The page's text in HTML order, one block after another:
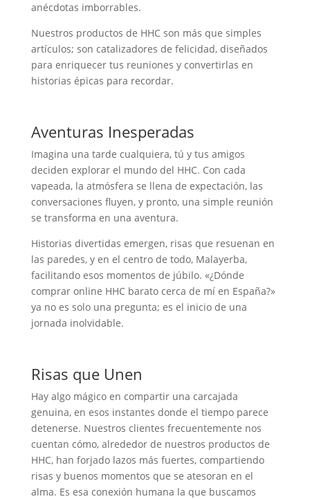
anécdotas imborrables.
Nuestros productos de HHC son más que simples
artículos; son catalizadores de felicidad, diseñados
para enriquecer tus reuniones y convertirlas en
historias épicas para recordar.
Aventuras Inesperadas
Imagina una tarde cualquiera, tú y tus amigos
deciden explorar el mundo del HHC. Con cada
vapeada, la atmósfera se llena de expectación, las
conversaciones fluyen, y pronto, una simple reunión
se transforma en una aventura.
Historias divertidas emergen, risas que resuenan en
las paredes, y en el centro de todo, Malayerba,
facilitando esos momentos de júbilo. «¿Dónde
comprar online HHC barato cerca de mí en España?»
ya no es solo una pregunta; es el inicio de una
jornada inolvidable.
Risas que Unen
Hay algo mágico en compartir una carcajada
genuina, en esos instantes donde el tiempo parece
detenerse. Nuestros clientes frecuentemente nos
cuentan cómo, alrededor de nuestros productos de
HHC, han forjado lazos más fuertes, compartiendo
risas y buenos momentos que se atesoran en el
alma. Es esa conexión humana la que buscamos